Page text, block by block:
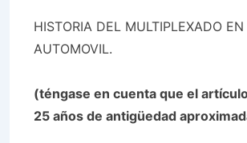
HISTORIA DEL MULTIPLEXADO EN
AUTOMOVIL.
(téngase en cuenta que el
25 años de antigüedad